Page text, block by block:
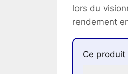
lors du
rendement
Ce